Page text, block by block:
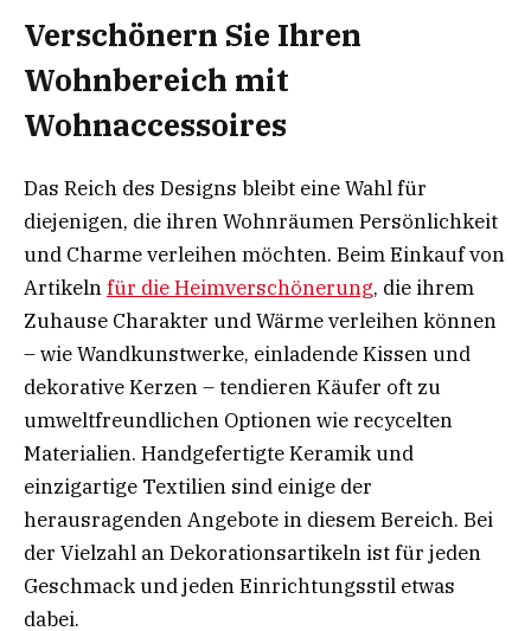
Verschönern Sie Ihren
Wohnbereich mit
Wohnaccessoires
Das Reich des Designs bleibt eine Wahl für
diejenigen, die ihren Wohnräumen Persönlichkeit
und Charme verleihen möchten. Beim Einkauf von
Artikelnfür die Heimverschönerung, die ihrem
Zuhause Charakter und Wärme verleihen können
– wie Wandkunstwerke, einladende Kissen und
dekorative Kerzen – tendieren Käufer oft zu
umweltfreundlichen Optionen wie recycelten
Materialien. Handgefertigte Keramik und
einzigartige Textilien sind einige der
herausragenden Angebote in diesem Bereich. Bei
der Vielzahl an Dekorationsartikeln ist für jeden
Geschmack und jeden Einrichtungsstil etwas
dabei.